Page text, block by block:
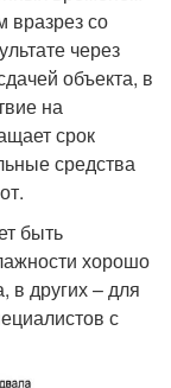
вразрез со
через
объекта, в
на
срок
средства
быть
хорошо
в других – для
с